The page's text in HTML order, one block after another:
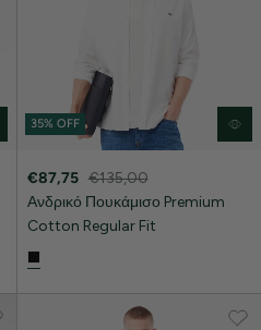
35% OFF
€87,75 €135,00
Ανδρικό Πουκάμισο Premium
Cotton Regular Fit